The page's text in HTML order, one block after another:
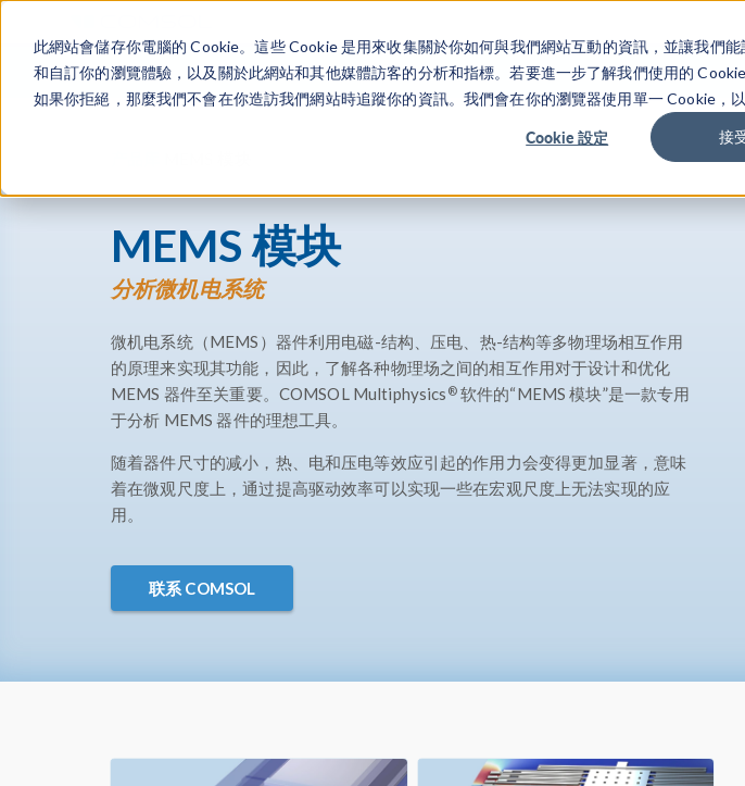
此網站會儲存你電腦的 Cookie。這些 Cookie 是用來收集關於你如何與我們網站互動的資訊，並讓我們
和自訂你的瀏覽體驗，以及關於此網站和其他媒體訪客的分析和指標。若要進一步了解我們使用的
如果你拒絕，那麼我們不會在你造訪我們網站時追蹤你的資訊。我們會在你的瀏覽器使用單一 Cookie，
Cookie 設定 接
MEMS 模块
分析微机电系统
微机电系统（MEMS）器件利用电磁-结构、压电、热-结构等多物理场相互作用
的原理来实现其功能，因此，了解各种物理场之间的相互作用对于设计和优化
MEMS 器件至关重要。COMSOL Multiphysics ®软件的“MEMS 模块”是一款专用
于分析 MEMS 器件的理想工具。
随着器件尺寸的减小，热、电和压电等效应引起的作用力会变得更加显著，意味
着在微观尺度上，通过提高驱动效率可以实现一些在宏观尺度上无法实现的应
用。
联系 COMSOL